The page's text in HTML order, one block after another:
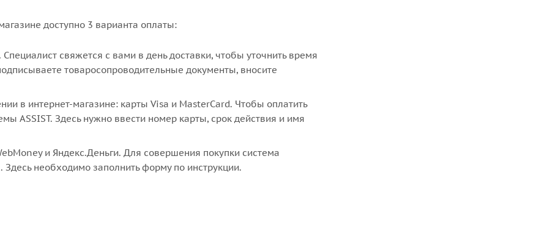
доступно 3 варианта оплаты:
свяжется с вами в день доставки, чтобы уточнить время
товаросопроводительные документы, вносите
в интернет-магазине: карты Visa и MasterCard. Чтобы оплатить
ASSIST. Здесь нужно ввести номер карты, срок действия и имя
и Яндекс.Деньги. Для совершения покупки система
необходимо заполнить форму по инструкции.